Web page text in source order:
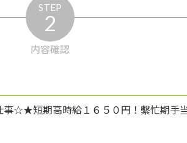
STEP
2
内容確認
☆★短期高時給１６５０円！繫忙期手